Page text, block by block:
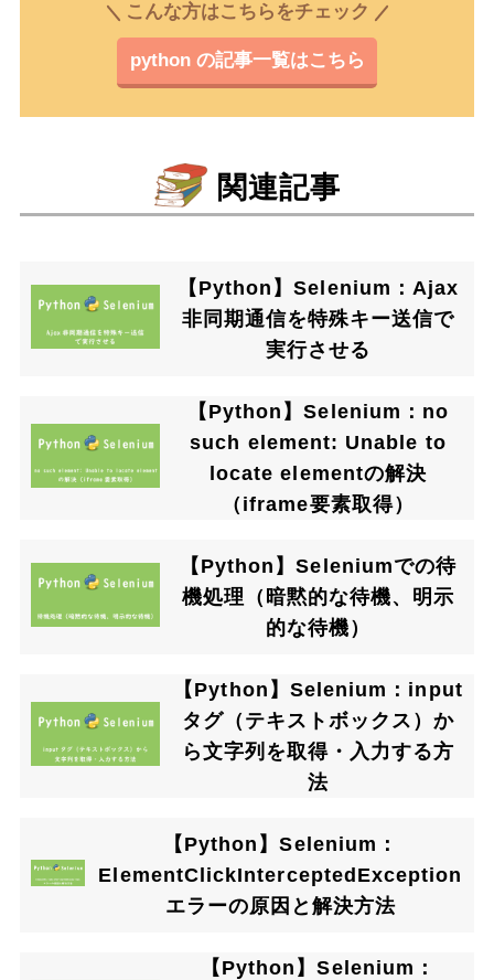
こんな方はこちらをチェック
python の記事一覧はこちら
関連記事
【Python】Selenium：Ajax
非同期通信を特殊キー送信で
実行させる
【Python】Selenium：no
such element: Unable to
locate elementの解決
（iframe要素取得）
【Python】Seleniumでの待
機処理（暗黙的な待機、明示
的な待機）
【Python】Selenium：input
タグ（テキストボックス）か
ら文字列を取得・入力する方
法
【Python】Selenium：
ElementClickInterceptedException
エラーの原因と解決方法
【Python】Selenium：